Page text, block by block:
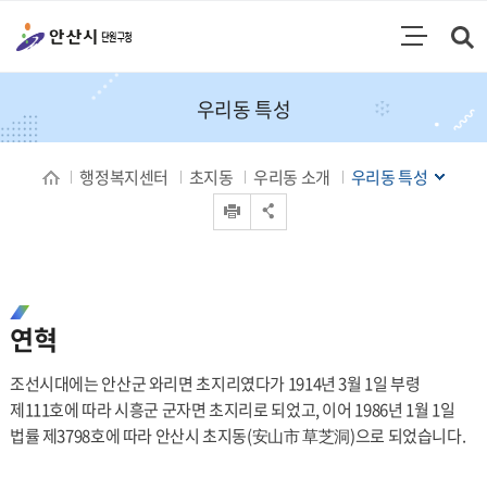
주메뉴
우리동 특성
행정복지센터 초지동 우리동 소개 우리동 특성
연혁
조선시대에는 안산군 와리면 초지리였다가 1914년 3월 1일 부령
제111호에 따라 시흥군 군자면 초지리로 되었고, 이어 1986년 1월 1일
법률 제3798호에 따라 안산시 초지동(安山市 草芝洞)으로 되었습니다.